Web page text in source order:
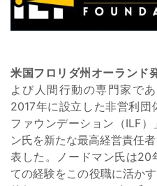
米国フロリダ州オーランド
よび人間行動の専門家で
2017年に設立した非営利団
ファウンデーション（ILF
ン氏を新たな最高経営責任
表した。ノードマン氏は20
ての経験をこの役職に活か